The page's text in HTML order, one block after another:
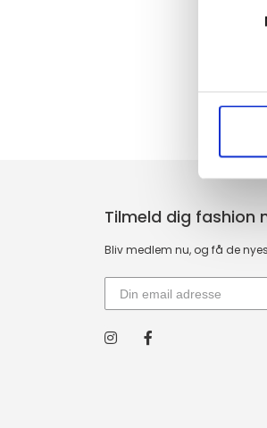
Tilmeld dig fashion
Bliv medlem nu, og få de